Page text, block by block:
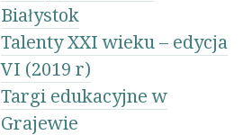
Białystok
Talenty XXI wieku – edycja
VI (2019 r)
Targi edukacyjne w
Grajewie